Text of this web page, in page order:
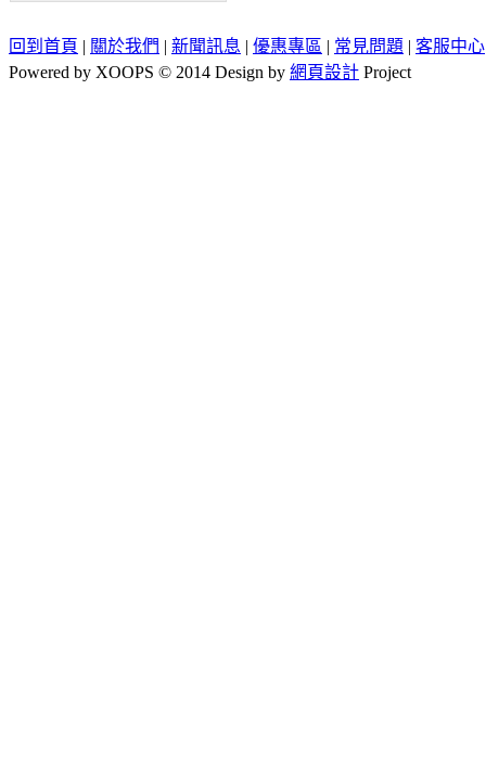
回到首頁 | 關於我們 | 新聞訊息 | 優惠專區 | 常見問題 | 客服中心
Powered by XOOPS © 2014 Design by 網頁設計 Project